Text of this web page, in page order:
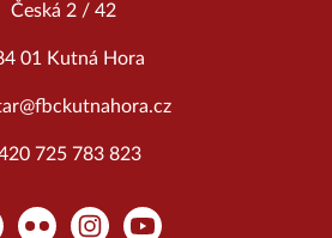
Česká 2 / 42
01 Kutná Hora
725 783 823